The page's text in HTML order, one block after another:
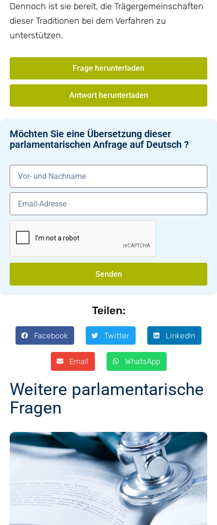
Dennoch ist sie bereit, die Trägergemeinschaften
dieser Traditionen bei dem Verfahren zu
unterstützen.
Frage herunterladen
Antwort herunterladen
Möchten Sie eine Übersetzung dieser
parlamentarischen Anfrage auf Deutsch ?
Senden
Teilen:
Facebook Twitter LinkedIn
Email WhatsApp
Weitere parlamentarische
Fragen